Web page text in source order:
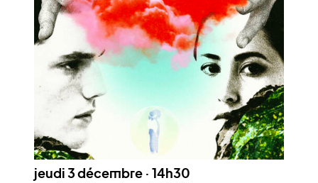
jeudi 3 décembre · 14h30